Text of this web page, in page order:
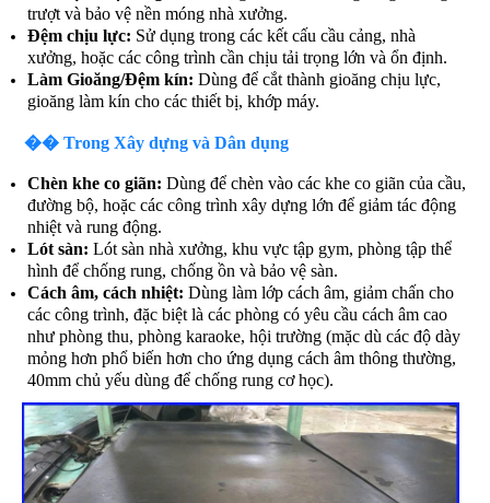
trượt và bảo vệ nền móng nhà xưởng.
Đệm chịu lực: Sử dụng trong các kết cấu cầu cảng, nhà
xưởng, hoặc các công trình cần chịu tải trọng lớn và ổn định.
Làm Gioăng/Đệm kín: Dùng để cắt thành gioăng chịu lực,
gioăng làm kín cho các thiết bị, khớp máy.
��️ Trong Xây dựng và Dân dụng
Chèn khe co giãn: Dùng để chèn vào các khe co giãn của cầu,
đường bộ, hoặc các công trình xây dựng lớn để giảm tác động
nhiệt và rung động.
Lót sàn: Lót sàn nhà xưởng, khu vực tập gym, phòng tập thể
hình để chống rung, chống ồn và bảo vệ sàn.
Cách âm, cách nhiệt: Dùng làm lớp cách âm, giảm chấn cho
các công trình, đặc biệt là các phòng có yêu cầu cách âm cao
như phòng thu, phòng karaoke, hội trường (mặc dù các độ dày
mỏng hơn phổ biến hơn cho ứng dụng cách âm thông thường,
40mm chủ yếu dùng để chống rung cơ học).